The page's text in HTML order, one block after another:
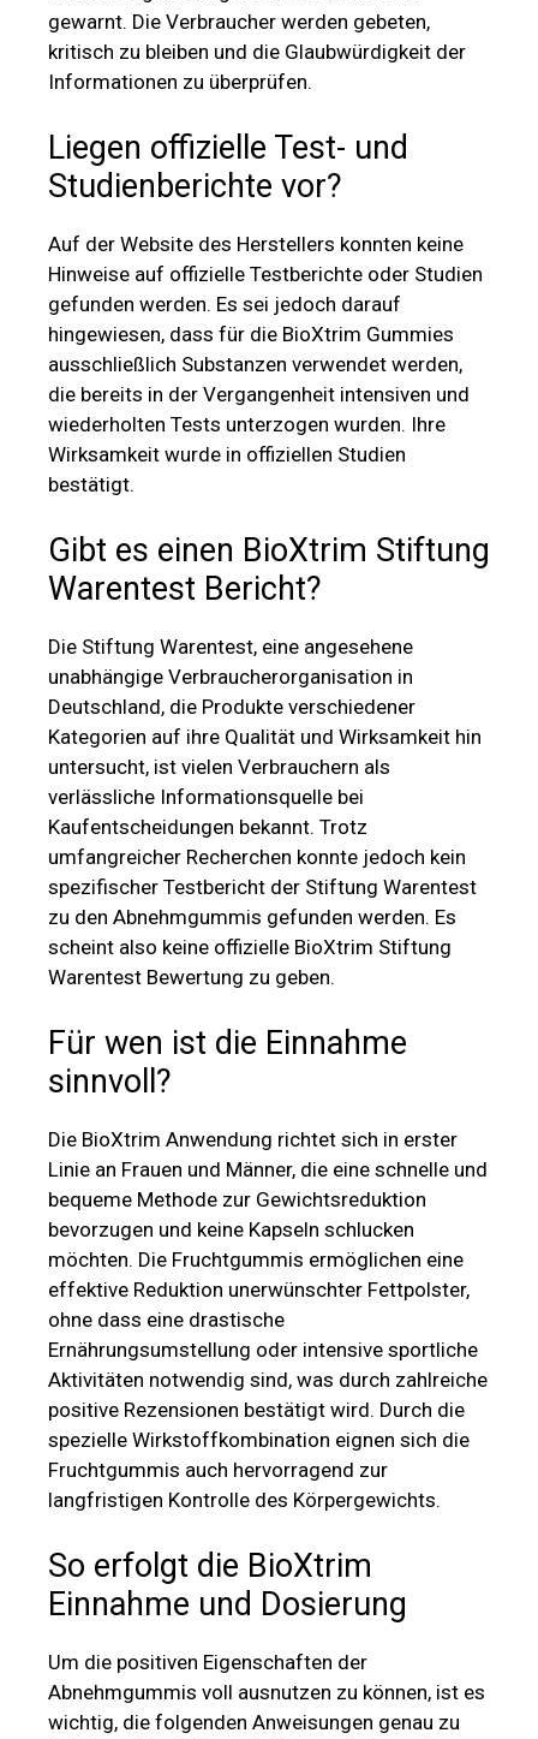
Auf der Website des Herstellers konnten keine
Hinweise auf offizielle Testberichte oder Studien
gefunden werden. Es sei jedoch darauf
ausschließlich Substanzen verwendet werden,
die bereits in der Vergangenheit intensiven und
Wirksamkeit wurde in offiziellen Studien
bestätigt.
Gibt es einen BioXtrim Stiftung
Warentest Bericht?
Die Stiftung Warentest, eine angesehene
unabhängige Verbraucherorganisation in
Deutschland, die Produkte verschiedener
untersucht, ist vielen Verbrauchern als
verlässliche Informationsquelle bei
umfangreicher Recherchen konnte jedoch kein
spezifischer Testbericht der Stiftung Warentest
zu den Abnehmgummis gefunden werden. Es
scheint also keine offizielle BioXtrim Stiftung
Warentest Bewertung zu geben.
Für wen ist die Einnahme
sinnvoll?
Die BioXtrim Anwendung richtet sich in erster
Linie an Frauen und Männer, die eine schnelle und
bequeme Methode zur Gewichtsreduktion
möchten. Die Fruchtgummis ermöglichen eine
effektive Reduktion unerwünschter Fettpolster,
Ernährungsumstellung oder intensive sportliche
Aktivitäten notwendig sind, was durch zahlreiche
positive Rezensionen bestätigt wird. Durch die
spezielle Wirkstoffkombination eignen sich die
Fruchtgummis auch hervorragend zur
langfristigen Kontrolle des Körpergewichts.
So erfolgt die BioXtrim
Einnahme und Dosierung
Um die positiven Eigenschaften der
Abnehmgummis voll ausnutzen zu können, ist es
wichtig, die folgenden Anweisungen genau zu
täglich einzunehmen. Der Zeitpunkt der
Einnahme kann frei festgelegt werden, so eignen
zwischendurch. Wichtig ist lediglich, dass die
empfohlene BioXtrim Dosierung nicht
überschritten wird. Kinder, schwangere Frauen